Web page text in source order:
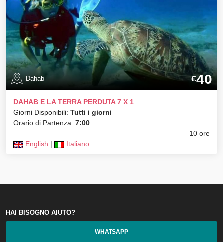
Dahab €40
DAHAB E LA TERRA PERDUTA 7 X 1
Giorni Disponibili: Tutti i giorni
Orario di Partenza: 7:00
10 ore
English | Italiano
HAI BISOGNO AIUTO?
WHATSAPP